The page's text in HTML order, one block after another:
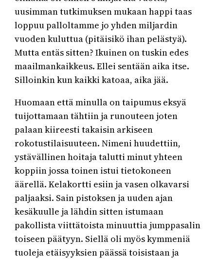
uusimman tutkimuksen mukaan happi taas
loppuu palloltamme jo yhden miljardin
vuoden kuluttua (pitäisikö ihan pelästyä).
Mutta entäs sitten? Ikuinen on tuskin edes
maailmankaikkeus. Ellei sentään aika itse.
Silloinkin kun kaikki katoaa, aika jää.
Huomaan että minulla on taipumus eksyä
tuijottamaan tähtiin ja runouteen joten
palaan kiireesti takaisin arkiseen
rokotustilaisuuteen. Nimeni huudettiin,
ystävällinen hoitaja talutti minut yhteen
koppiin jossa toinen istui tietokoneen
äärellä. Kelakortti esiin ja vasen olkavarsi
paljaaksi. Sain pistoksen ja uuden ajan
kesäkuulle ja lähdin sitten istumaan
pakollista viittätoista minuuttia jumppasalin
toiseen päätyyn. Siellä oli myös kymmeniä
tuoleja etäisyyksien päässä toisistaan ja